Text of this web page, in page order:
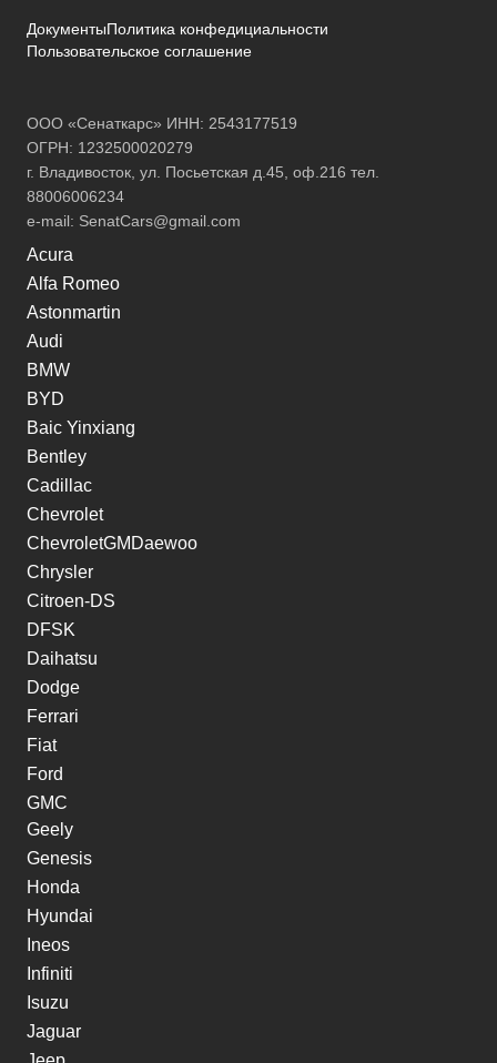
ДокументыПолитика конфедициальности
Пользовательское соглашение
ООО «Сенаткарс» ИНН: 2543177519
ОГРН: 1232500020279
г. Владивосток, ул. Посьетская д.45, оф.216 тел.
88006006234
e-mail: SenatCars@gmail.com
Acura
Alfa Romeo
Astonmartin
Audi
BMW
BYD
Baic Yinxiang
Bentley
Cadillac
Chevrolet
ChevroletGMDaewoo
Chrysler
Citroen-DS
DFSK
Daihatsu
Dodge
Ferrari
Fiat
Ford
GMC
Geely
Genesis
Honda
Hyundai
Ineos
Infiniti
Isuzu
Jaguar